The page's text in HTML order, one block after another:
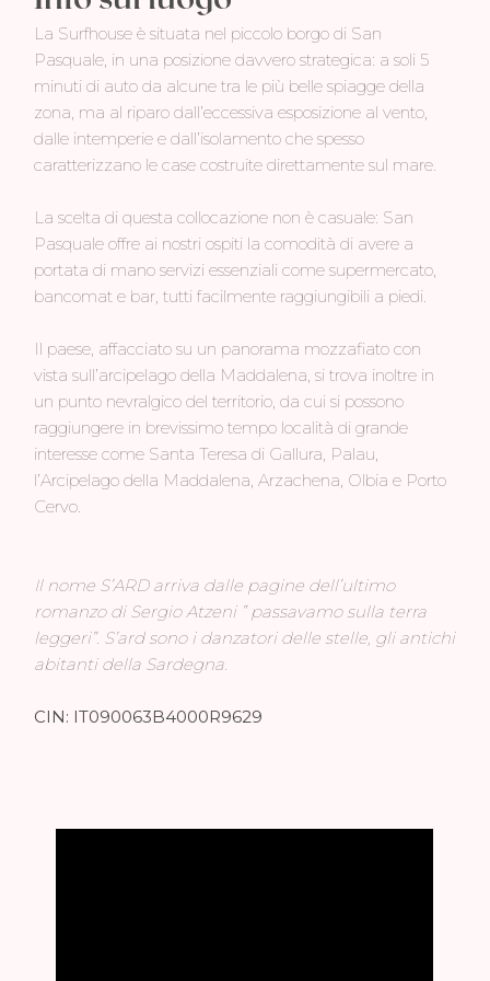
La Surfhouse è situata nel piccolo borgo di San
Pasquale, in una posizione davvero strategica: a soli 5
minuti di auto da alcune tra le più belle spiagge della
zona, ma al riparo dall’eccessiva esposizione al vento,
dalle intemperie e dall’isolamento che spesso
caratterizzano le case costruite direttamente sul mare.
La scelta di questa collocazione non è casuale: San
Pasquale offre ai nostri ospiti la comodità di avere a
portata di mano servizi essenziali come supermercato,
bancomat e bar, tutti facilmente raggiungibili a piedi.
Il paese, affacciato su un panorama mozzafiato con
vista sull’arcipelago della Maddalena, si trova inoltre in
un punto nevralgico del territorio, da cui si possono
raggiungere in brevissimo tempo località di grande
interesse come Santa Teresa di Gallura, Palau,
l’Arcipelago della Maddalena, Arzachena, Olbia e Porto
Cervo.
Il nome S’ARD arriva dalle pagine dell’ultimo
romanzo di Sergio Atzeni ” passavamo sulla terra
leggeri”. S’ard sono i danzatori delle stelle, gli antichi
abitanti della Sardegna.
CIN: IT090063B4000R9629